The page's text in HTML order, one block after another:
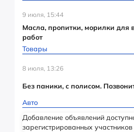
9 июля, 15:44
Масла, пропитки, морилки для
работ
Товары
8 июля, 13:26
Без паники, с полисом.
Авто
Добавление объявлений
зарегистрированных участников